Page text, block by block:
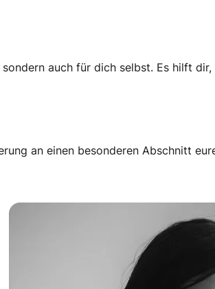
auch für dich selbst. Es hilft
an einen besonderen Abschnitt